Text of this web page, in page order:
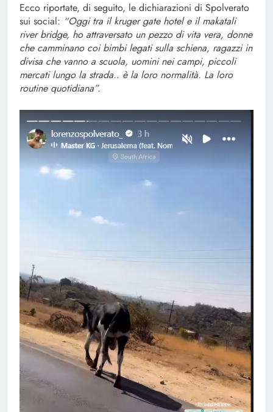
Ecco riportate, di seguito, le dichiarazioni di Spolverato
sui social: “Oggi tra il kruger gate hotel e il makatali
river bridge, ho attraversato un pezzo di vita vera, donne
che camminano coi bimbi legati sulla schiena, ragazzi in
divisa che vanno a scuola, uomini nei campi, piccoli
mercati lungo la strada.. è la loro normalità. La loro
routine quotidiana”.